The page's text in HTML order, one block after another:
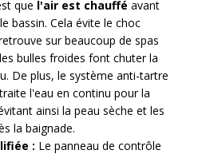
que l'air est chauffé avant
bassin. Cela évite le choc
sur beaucoup de spas
bulles froides font chuter la
De plus, le système anti-tartre
l'eau en continu pour la
ainsi la peau sèche et les
la baignade.
: Le panneau de contrôle